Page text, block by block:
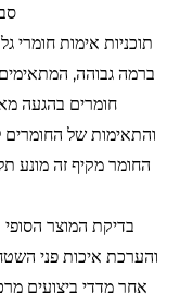
תוכניות אימות חומרי
ברמה גבוהה,
חומרים בהגעה
והתאימות של החומרים
החומר מקיף זה מונע
בדיקת המוצר הסופי
והערכת איכות פני
אחר מדדי ביצועים